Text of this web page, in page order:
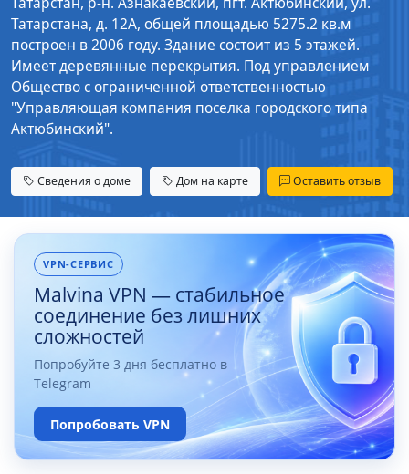
Татарстана, д. 12А, общей площадью 5275.2 кв.м
построен в 2006 году. Здание состоит из 5 этажей.
Имеет деревянные перекрытия. Под управлением
Общество с ограниченной ответственностью
"Управляющая компания поселка городского типа
Актюбинский".
Сведения о доме Дом на карте Оставить отзыв
VPN-СЕРВИС
Malvina VPN — стабильное
соединение без лишних
сложностей
Попробуйте 3 дня бесплатно в
Telegram
Попробовать VPN